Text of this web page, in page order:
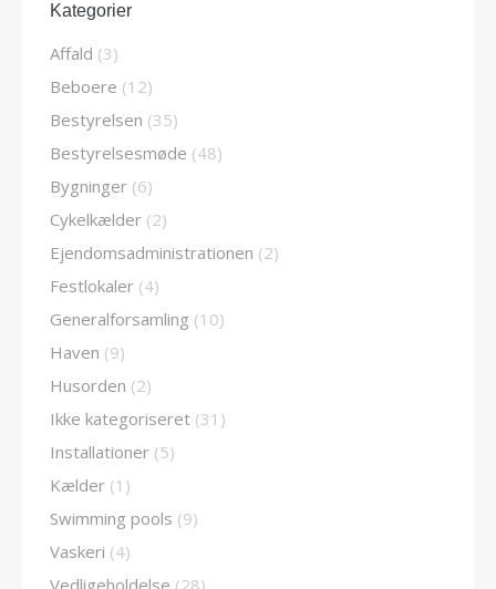
Kategorier
Affald (3)
Beboere (12)
Bestyrelsen (35)
Bestyrelsesmøde (48)
Bygninger (6)
Cykelkælder (2)
Ejendomsadministrationen (2)
Festlokaler (4)
Generalforsamling (10)
Haven (9)
Husorden (2)
Ikke kategoriseret (31)
Installationer (5)
Kælder (1)
Swimming pools (9)
Vaskeri (4)
Vedligeholdelse (28)